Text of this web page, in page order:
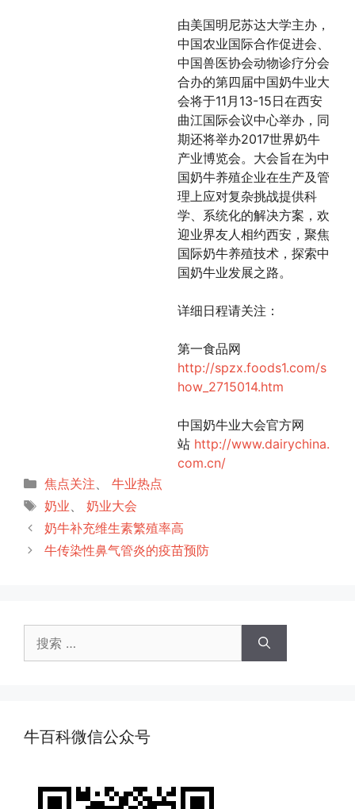
由美国明尼苏达大学主办，
中国农业国际合作促进会、
中国兽医协会动物诊疗分会
合办的第四届中国奶牛业大
会将于11月13-15日在西安
曲江国际会议中心举办，同
期还将举办2017世界奶牛
产业博览会。大会旨在为中
国奶牛养殖企业在生产及管
理上应对复杂挑战提供科
学、系统化的解决方案，欢
迎业界友人相约西安，聚焦
国际奶牛养殖技术，探索中
国奶牛业发展之路。
详细日程请关注：
第一食品网
http://spzx.foods1.com/s
how_2715014.htm
中国奶牛业大会官方网
站 http://www.dairychina.
com.cn/
分
类
焦点关注、 牛业热点
标
签
奶业、 奶业大会
奶牛补充维生素繁殖率高
牛传染性鼻气管炎的疫苗预防
索：
牛百科微信公众号